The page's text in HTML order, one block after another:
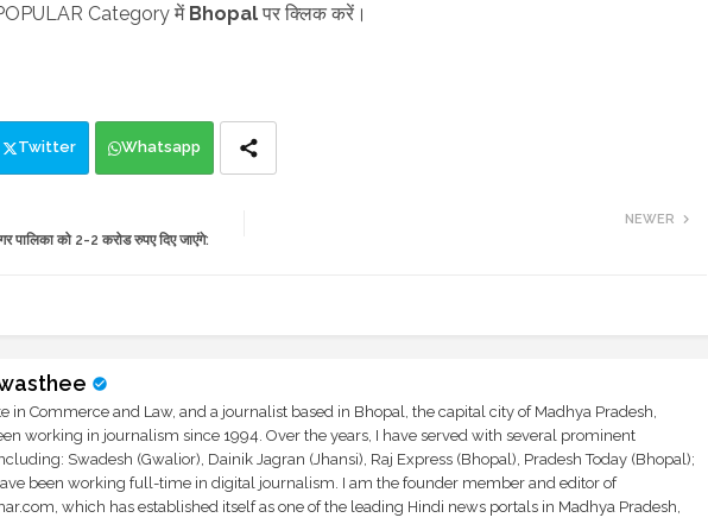
Category में Bhopalपर क्लिक करें।
Twitter Whatsapp
NEWER
को 2-2 करोड रुपए दिए जाएंगे:
in Commerce and Law, and a journalist based in Bhopal, the capital city of Madhya Pradesh,
working in journalism since 1994. Over the years, I have served with several prominent
Swadesh (Gwalior), Dainik Jagran (Jhansi), Raj Express (Bhopal), Pradesh Today (Bhopal);
been working full-time in digital journalism. I am the founder member and editor of
which has established itself as one of the leading Hindi news portals in Madhya Pradesh,